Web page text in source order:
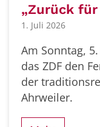
„Zurück
1. Juli 2026
Am Sonntag,
das ZDF den
der
Ahrweiler.